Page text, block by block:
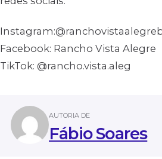
Facebook: Rancho Vista Alegre
TikTok: @rancho.vista.aleg
AUTORIA DE
Fábio Soares